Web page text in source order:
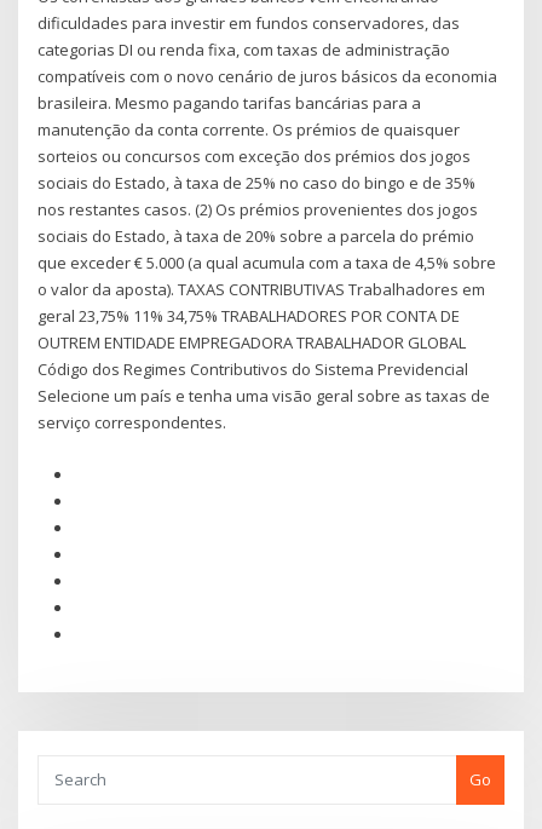
dificuldades para investir em fundos conservadores, das
categorias DI ou renda fixa, com taxas de administração
compatíveis com o novo cenário de juros básicos da economia
brasileira. Mesmo pagando tarifas bancárias para a
manutenção da conta corrente. Os prémios de quaisquer
sorteios ou concursos com exceção dos prémios dos jogos
sociais do Estado, à taxa de 25% no caso do bingo e de 35%
nos restantes casos. (2) Os prémios provenientes dos jogos
sociais do Estado, à taxa de 20% sobre a parcela do prémio
que exceder € 5.000 (a qual acumula com a taxa de 4,5% sobre
o valor da aposta). TAXAS CONTRIBUTIVAS Trabalhadores em
geral 23,75% 11% 34,75% TRABALHADORES POR CONTA DE
OUTREM ENTIDADE EMPREGADORA TRABALHADOR GLOBAL
Código dos Regimes Contributivos do Sistema Previdencial
Selecione um país e tenha uma visão geral sobre as taxas de
serviço correspondentes.
Go